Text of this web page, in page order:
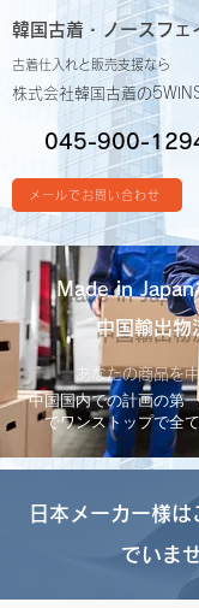
韓国古着・ ノースフェ
古着仕入れと販売支援なら
株式会社韓国古着の
045-900-
メールでお問い合わせ
Made in Japan
中国輸出物
あなたの商品を
中国国内での計画の第
でワンストップで全
日本メーカー様
でいま